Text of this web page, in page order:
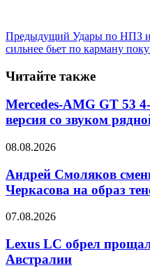
Предыдущий Удары по НПЗ
сильнее бьет по карману
Читайте также
Mercedes-AMG GT 53
версия со звуком
08.08.2026
Андрей Смоляков
Черкасова на образ
07.08.2026
Lexus LC обрел
Австралии